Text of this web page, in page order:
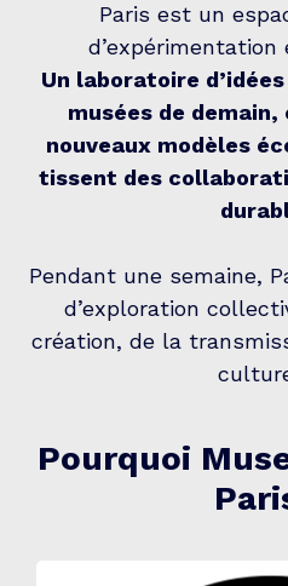
Paris est un
Un laboratoire
musées de demain,
nouveaux modèles
tissent des
Pendant une semaine,
d’exploration
création, de la
Pourquoi